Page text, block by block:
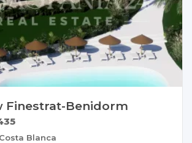
Finestrat-Benidorm
Blanca